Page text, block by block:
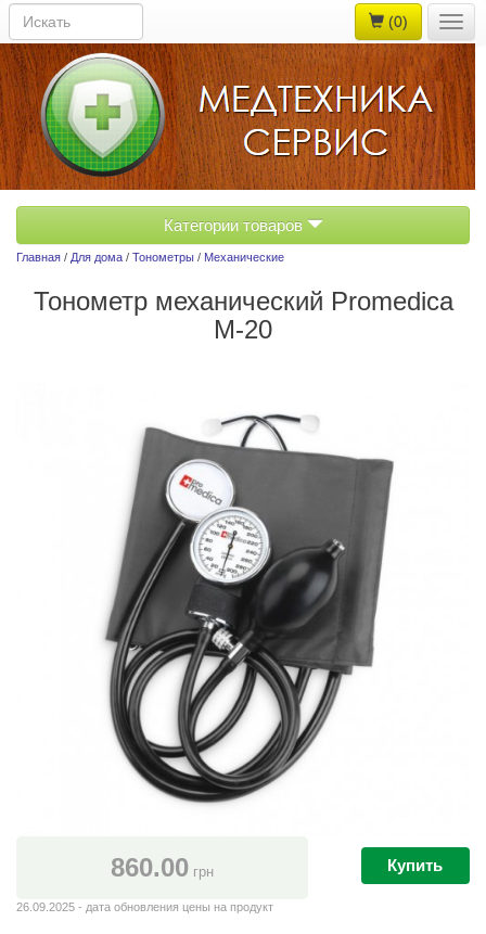
(0)
Категории товаров
Главная / Для дома / Тонометры / Механические
Тонометр механический Promedica
M-20
860.00грн
26.09.2025 - дата обновления цены на продукт
Купить